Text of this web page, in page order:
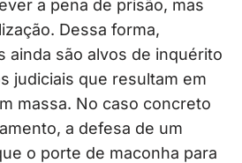
a pena de prisão, mas
Dessa forma,
ainda são alvos de inquérito
judiciais que resultam em
massa. No caso concreto
a defesa de um
o porte de maconha para